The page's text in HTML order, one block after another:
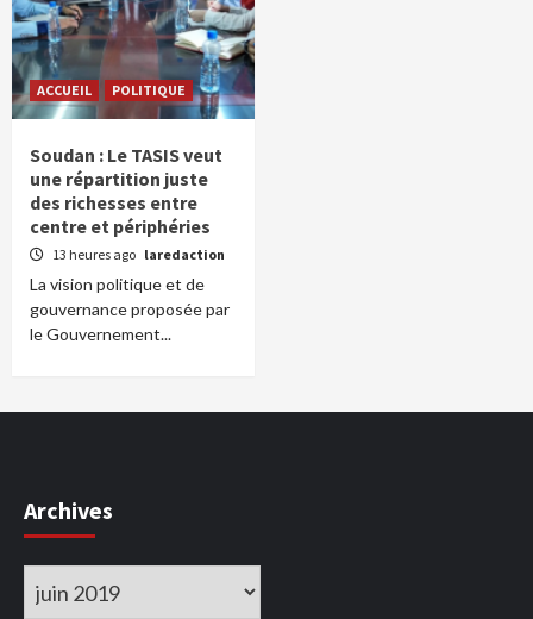
ACCUEIL POLITIQUE
Soudan : Le TASIS veut
une répartition juste
des richesses entre
centre et périphéries
13 heures ago laredaction
La vision politique et de
gouvernance proposée par
le Gouvernement...
Archives
Archives